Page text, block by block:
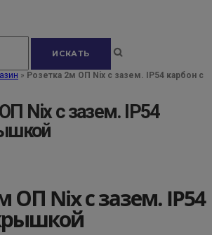
» Розетка 2м ОП Nix с зазем. IP54 карбон с
Nix с зазем. IP54
ОП Nix с зазем. IP54